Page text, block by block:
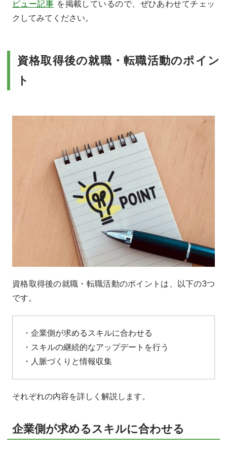
ビュー記事 を掲載しているので、ぜひあわせてチェッ
クしてみてください。
資格取得後の就職・転職活動のポイン
ト
資格取得後の就職・転職活動のポイントは、以下の3つ
です。
・企業側が求めるスキルに合わせる
・スキルの継続的なアップデートを行う
・人脈づくりと情報収集
それぞれの内容を詳しく解説します。
企業側が求めるスキルに合わせる